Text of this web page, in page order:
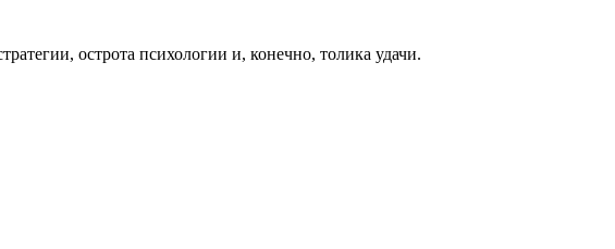
острота психологии и, конечно, толика удачи.